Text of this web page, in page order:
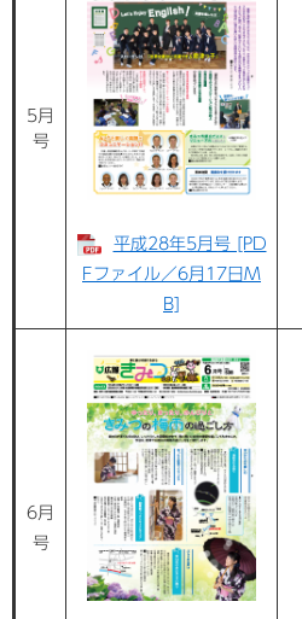
5月
号
平成28年5月号 [PD
Fファイル／6月17日M
B]
6月
号